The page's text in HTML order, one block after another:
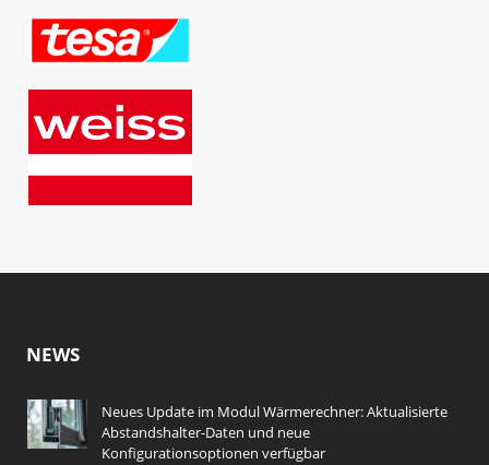
NEWS
Neues Update im Modul Wärmerechner: Aktualisierte
Abstandshalter-Daten und neue
Konfigurationsoptionen verfügbar